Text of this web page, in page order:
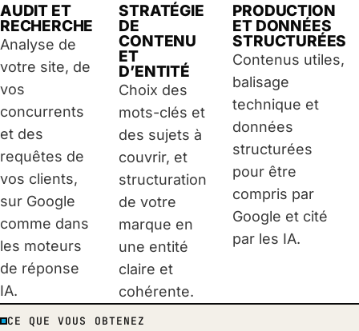
AUDIT ET
RECHERCHE
Analyse de
votre site, de
vos
concurrents
et des
requêtes de
vos clients,
sur Google
comme dans
les moteurs
de réponse
IA.
STRATÉGIE
DE
CONTENU
ET
D’ENTITÉ
Choix des
mots-clés et
des sujets à
couvrir, et
structuration
de votre
marque en
une entité
claire et
cohérente.
PRODUCTION
ET DONNÉES
STRUCTURÉES
Contenus utiles,
balisage
technique et
données
structurées
pour être
compris par
Google et cité
par les IA.
CE QUE VOUS OBTENEZ